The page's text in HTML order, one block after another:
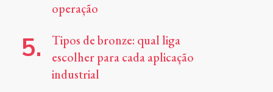
operação
Tipos de bronze: qual liga
escolher para cada aplicação
industrial